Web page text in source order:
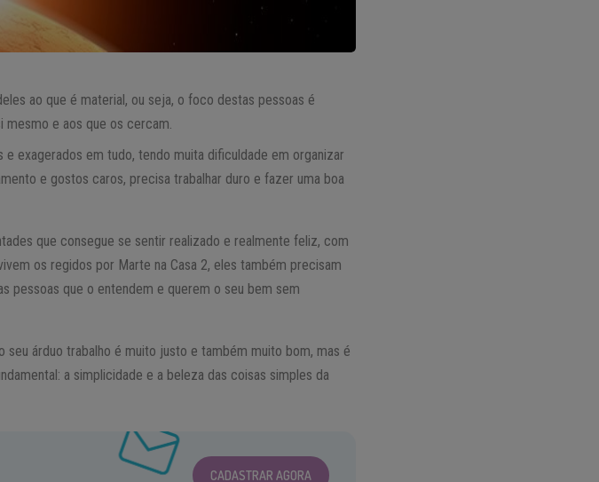
ao que é material, ou seja, o foco destas pessoas é
mesmo e aos que os cercam.
exagerados em tudo, tendo muita dificuldade em organizar
e gostos caros, precisa trabalhar duro e fazer uma boa
que consegue se sentir realizado e realmente feliz, com
os regidos por Marte na Casa 2, eles também precisam
pessoas que o entendem e querem o seu bem sem
árduo trabalho é muito justo e também muito bom, mas é
a simplicidade e a beleza das coisas simples da
CADASTRAR AGORA